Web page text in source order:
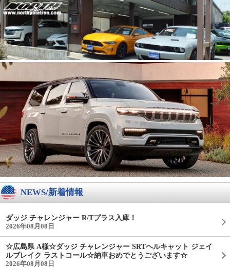
NEWS/新着情報
ダッジ チャレンジャー R/Tプラス入庫！
2026年08月08日
☆広島県 A様☆ダッジ チャレンジャー SRTヘルキャット ジェイ
ルブレイク ラストコール☆納車おめでとうございます☆
2026年08月08日